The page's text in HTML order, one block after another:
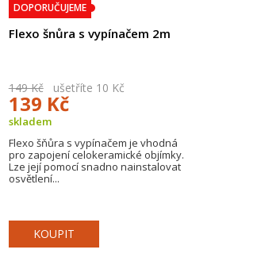
DOPORUČUJEME
Flexo šnůra s vypínačem 2m
149 Kčušetříte 10 Kč
139 Kč
skladem
Flexo šňůra s vypínačem je vhodná
pro zapojení celokeramické objímky.
Lze její pomocí snadno nainstalovat
osvětlení...
KOUPIT